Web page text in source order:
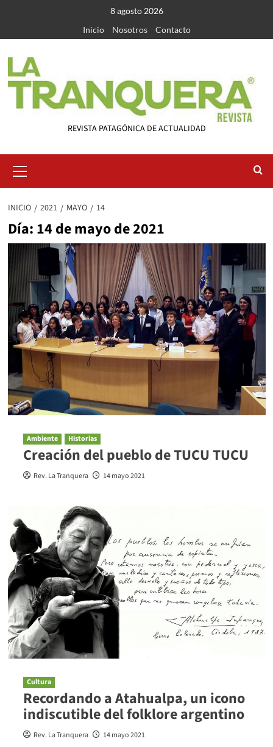
contenido
8 agosto 2026
Inicio
Nosotros Contacto
REVISTA PATAGÓNICA DE ACTUALIDAD
primario
INICIO 2021 MAYO 14
Día: 14 de mayo de 2021
Ambiente Historias
Creación del pueblo de TUCU TUCU
Rev. La Tranquera 14 mayo 2021
Cultura
Recordando a Atahualpa, un icono
indiscutible del folklore argentino
Rev. La Tranquera 14 mayo 2021